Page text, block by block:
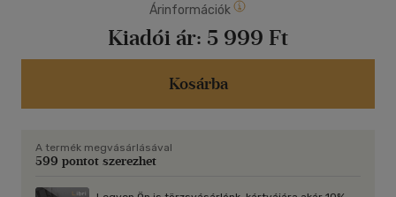
Árinformációk
Kiadói ár: 5 999 Ft
Kosárba
A termék megvásárlásával
599 pontot szerezhet